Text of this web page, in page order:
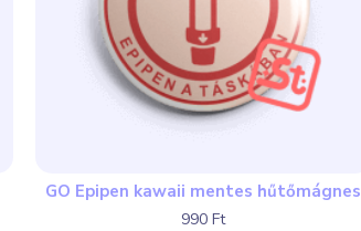
GO Epipen kawaii mentes hűtőmágnes
990 Ft